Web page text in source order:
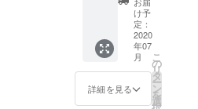
身幅
50cm、
裄丈
45cm L
サイ
76cm、
身幅
身幅
50cm、
裄丈
45cm L
サイ
ズ：身
丈
76cm、
す！
メール
アドレ
ス：
m3.mini
16@gm
ail.com
に気に
入って
いただ
けたイ
ラスト
を 先に
購入で
きる権
け予
定：
2020
年07
月
詳細を見る
こ
の
リ
タ
ー
ン
を
選